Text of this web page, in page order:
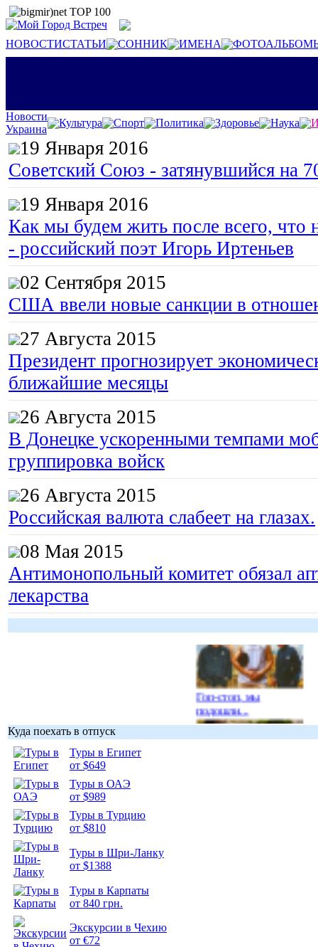
НОВОСТИСТАТЬИ СОННИК ИМЕНА
Новости
Украина
Культура Спорт Политика Здоровье Наука
19 Января 2016
Советский Союз - затянувшийся на
19 Января 2016
Как мы будем жить после всего, что
- российский поэт Игорь Иртеньев
02 Сентября 2015
США ввели новые санкции в
27 Августа 2015
Президент прогнозирует
ближайшие месяцы
26 Августа 2015
В Донецке ускоренными темпами
группировка войск
26 Августа 2015
Российская валюта слабеет на глазах.
08 Мая 2015
Антимонопольный комитет обязал
лекарства
Гоп-стоп, мы
подошли...
Куда поехать в отпуск
Туры в Египет
от $649
Туры в ОАЭ
от $989
Туры в Турцию
от $810
Туры в Шри-Ланку
от $1388
Туры в Карпаты
от 840 грн.
Экскурсии в Чехию
от €72